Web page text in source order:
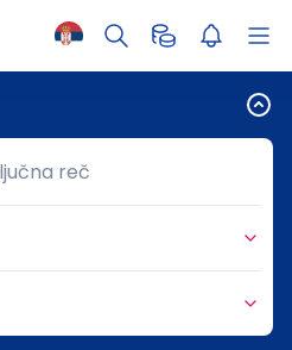
reč
reč